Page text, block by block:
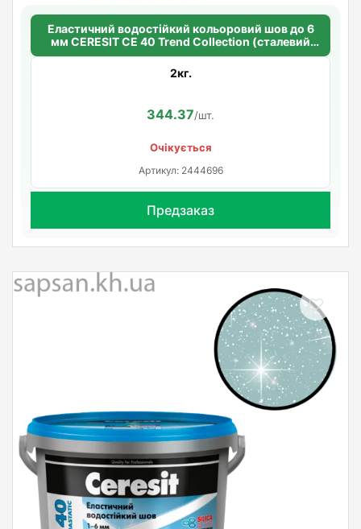
Еластичний водостійкий кольоровий шов до 6
мм CERESIT CE 40 Trend Collection (сталевий
сірий 111)
2кг.
344.37/шт.
Очікується
Артикул: 2444696
Предзаказ